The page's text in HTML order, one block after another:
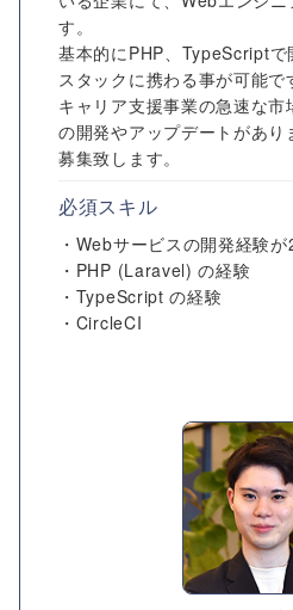
す。
基本的にPHP、TypeScript
スタックに携わる事が可能で
キャリア支援事業の急速な
の開発やアップデートがあり
募集致します。
必須スキル
・Webサービスの開発経験
・PHP (Laravel) の経験
・TypeScript の経験
・CircleCI